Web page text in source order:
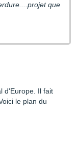
que
d'Europe. Il fait
le plan du